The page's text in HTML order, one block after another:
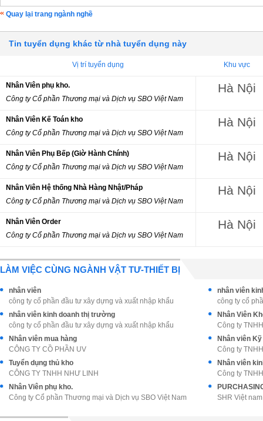
Quay lại trang ngành nghề
Tin tuyển dụng khác từ nhà tuyển dụng này
Vị trí tuyển dụng Khu vực
Nhân Viên phụ kho.
Công ty Cổ phần Thương mại và Dịch vụ SBO Việt Nam
Hà Nội
Nhân Viên Kế Toán kho
Công ty Cổ phần Thương mại và Dịch vụ SBO Việt Nam
Hà Nội
Nhân Viên Phụ Bếp (Giờ Hành Chính)
Công ty Cổ phần Thương mại và Dịch vụ SBO Việt Nam
Hà Nội
Nhân Viên Hệ thống Nhà Hàng Nhật/Pháp
Công ty Cổ phần Thương mại và Dịch vụ SBO Việt Nam
Hà Nội
Nhân Viên Order
Công ty Cổ phần Thương mại và Dịch vụ SBO Việt Nam
Hà Nội
LÀM VIỆC CÙNG NGÀNH VẬT TƯ-THIẾT BỊ
nhân viên
công ty cổ phần đầu tư xây dựng và xuất nhập khẩu
nhân viên
công ty cổ
nhân viên kinh doanh thị trường
công ty cổ phần đầu tư xây dựng và xuất nhập khẩu
Nhân Viên
Công ty
Nhân viên mua hàng
CÔNG TY CỒ PHẦN UV
Nhân viên
Công ty
Tuyển dụng thủ kho
CÔNG TY TNHH NHƯ LINH
Nhân viên
Công ty
Nhân Viên phụ kho.
Công ty Cổ phần Thương mại và Dịch vụ SBO Việt Nam
SHR Việt nam